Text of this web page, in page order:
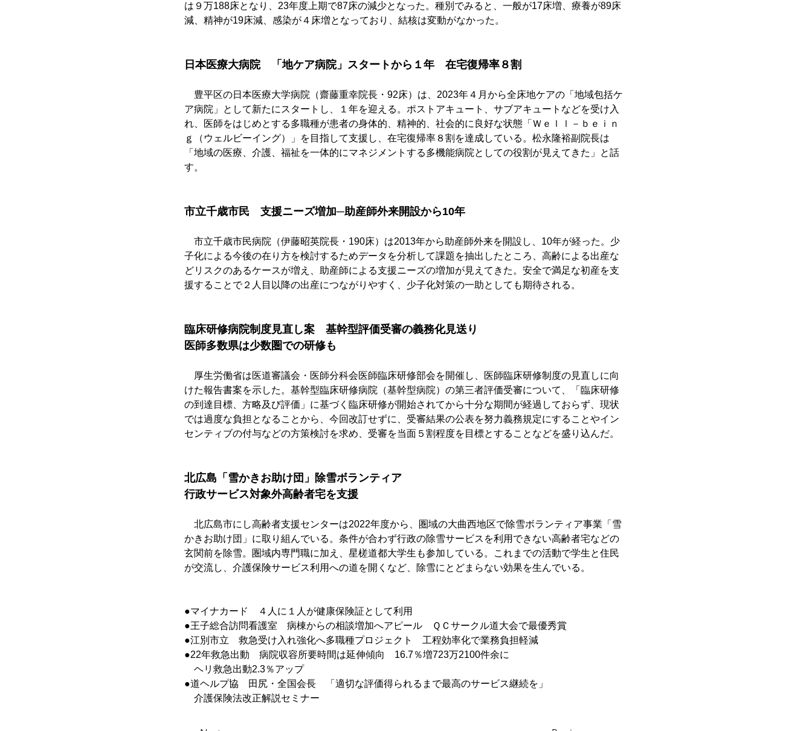
は９万188床となり、23年度上期で87床の減少となった。種別でみると、一般が17床増、療養が89床
減、精神が19床減、感染が４床増となっており、結核は変動がなかった。
日本医療大病院　「地ケア病院」スタートから１年　在宅復帰率８割
豊平区の日本医療大学病院（齋藤重幸院長・92床）は、2023年４月から全床地ケアの「地域包括ケ
ア病院」として新たにスタートし、１年を迎える。ポストアキュート、サブアキュートなどを受け入
れ、医師をはじめとする多職種が患者の身体的、精神的、社会的に良好な状態「Ｗｅｌｌ－ｂｅｉｎ
ｇ（ウェルビーイング）」を目指して支援し、在宅復帰率８割を達成している。松永隆裕副院長は
「地域の医療、介護、福祉を一体的にマネジメントする多機能病院としての役割が見えてきた」と話
す。
市立千歳市民　支援ニーズ増加─助産師外来開設から10年
市立千歳市民病院（伊藤昭英院長・190床）は2013年から助産師外来を開設し、10年が経った。少
子化による今後の在り方を検討するためデータを分析して課題を抽出したところ、高齢による出産な
どリスクのあるケースが増え、助産師による支援ニーズの増加が見えてきた。安全で満足な初産を支
援することで２人目以降の出産につながりやすく、少子化対策の一助としても期待される。
臨床研修病院制度見直し案　基幹型評価受審の義務化見送り
医師多数県は少数圏での研修も
厚生労働省は医道審議会・医師分科会医師臨床研修部会を開催し、医師臨床研修制度の見直しに向
けた報告書案を示した。基幹型臨床研修病院（基幹型病院）の第三者評価受審について、「臨床研修
の到達目標、方略及び評価」に基づく臨床研修が開始されてから十分な期間が経過しておらず、現状
では過度な負担となることから、今回改訂せずに、受審結果の公表を努力義務規定にすることやイン
センティブの付与などの方策検討を求め、受審を当面５割程度を目標とすることなどを盛り込んだ。
北広島「雪かきお助け団」除雪ボランティア
行政サービス対象外高齢者宅を支援
北広島市にし高齢者支援センターは2022年度から、圏域の大曲西地区で除雪ボランティア事業「雪
かきお助け団」に取り組んでいる。条件が合わず行政の除雪サービスを利用できない高齢者宅などの
玄関前を除雪。圏域内専門職に加え、星槎道都大学生も参加している。これまでの活動で学生と住民
が交流し、介護保険サービス利用への道を開くなど、除雪にとどまらない効果を生んでいる。
●マイナカード　４人に１人が健康保険証として利用
●王子総合訪問看護室　病棟からの相談増加へアピール　ＱＣサークル道大会で最優秀賞
●江別市立　救急受け入れ強化へ多職種プロジェクト　工程効率化で業務負担軽減
●22年救急出動　病院収容所要時間は延伸傾向　16.7％増723万2100件余に
ヘリ救急出動2.3％アップ
●道ヘルプ協　田尻・全国会長　「適切な評価得られるまで最高のサービス継続を」
介護保険法改正解説セミナー